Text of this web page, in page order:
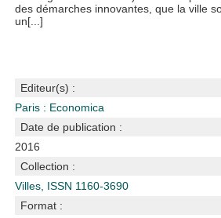
des démarches innovantes, que la ville
un[...]
Editeur(s) :
Paris : Economica
Date de publication :
2016
Collection :
Villes, ISSN 1160-3690
Format :